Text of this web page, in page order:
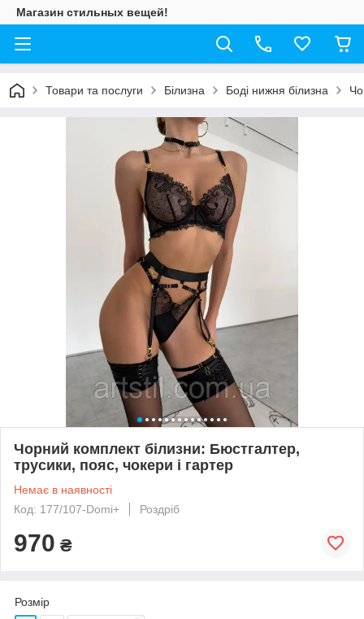
Магазин стильных вещей!
Товари та послуги Білизна Боді нижня білизна
Чорний комплект білизни: Бюстгалтер,
трусики, пояс, чокери і гартер
Немає в наявності
Код: 177/107-Domi+
Роздріб
970 ₴
Розмір